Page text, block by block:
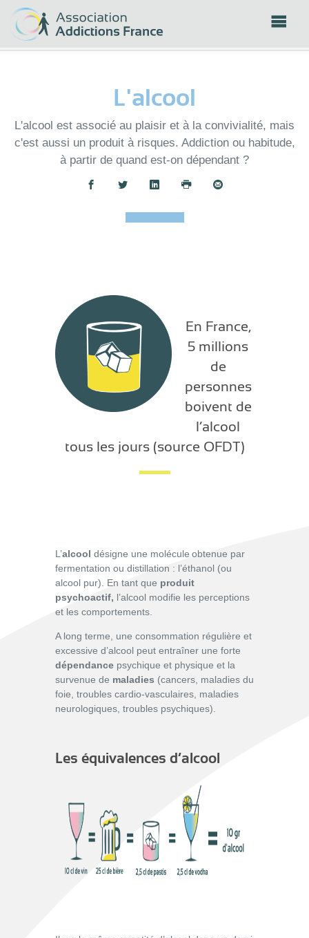
L'alcool
L'alcool est associé au plaisir et à la convivialité, mais
c'est aussi un produit à risques. Addiction ou habitude,
à partir de quand est-on dépendant ?
Partager :
En France,
5 millions
de
personnes
boivent de
l’alcool
tous les jours (source OFDT)
L’alcool désigne une molécule obtenue par
fermentation ou distillation : l’éthanol (ou
alcool pur). En tant que produit
psychoactif, l’alcool modifie les perceptions
et les comportements.
Along terme, une consommation régulière et
excessive d’alcool peut entraîner une forte
dépendance psychique et physique et la
survenue de maladies (cancers, maladies du
foie, troubles cardio-vasculaires, maladies
neurologiques, troubles psychiques)
Les équivalences d’alcool
Panneau de gestion des cookies